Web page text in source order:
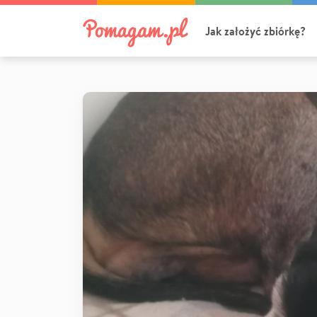
Jak założyć zbiórkę?